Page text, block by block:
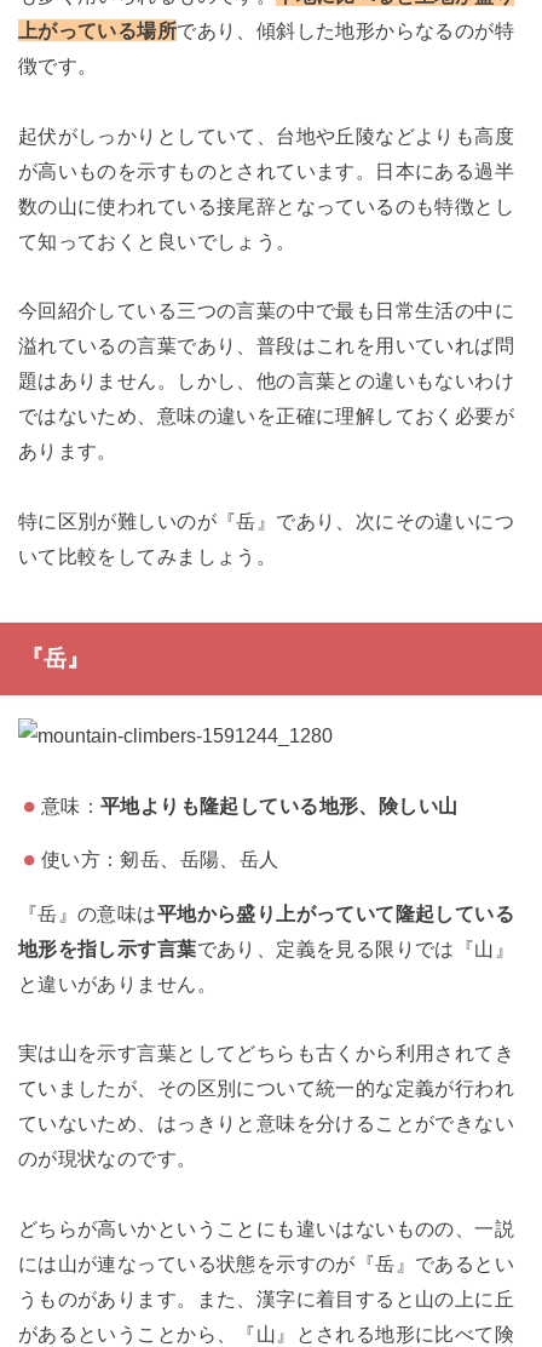
上がっている場所であり、傾斜した地形からなるのが特
徴です。
起伏がしっかりとしていて、台地や丘陵などよりも高度
が高いものを示すものとされています。日本にある過半
数の山に使われている接尾辞となっているのも特徴とし
て知っておくと良いでしょう。
今回紹介している三つの言葉の中で最も日常生活の中に
溢れているの言葉であり、普段はこれを用いていれば問
題はありません。しかし、他の言葉との違いもないわけ
ではないため、意味の違いを正確に理解しておく必要が
あります。
特に区別が難しいのが『岳』であり、次にその違いにつ
いて比較をしてみましょう。
『岳』
意味：平地よりも隆起している地形、険しい山
使い方：剱岳、岳陽、岳人
『岳』の意味は平地から盛り上がっていて隆起している
地形を指し示す言葉であり、定義を見る限りでは『山』
と違いがありません。
実は山を示す言葉としてどちらも古くから利用されてき
ていましたが、その区別について統一的な定義が行われ
ていないため、はっきりと意味を分けることができない
のが現状なのです。
どちらが高いかということにも違いはないものの、一説
には山が連なっている状態を示すのが『岳』であるとい
うものがあります。また、漢字に着目すると山の上に丘
があるということから、『山』とされる地形に比べて険